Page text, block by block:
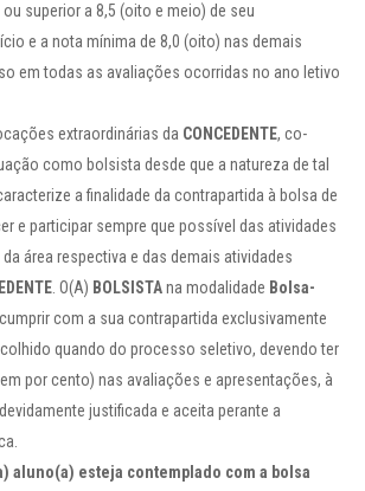
superior a 8,5 (oito e meio) de seu
e a nota mínima de 8,0 (oito) nas demais
em todas as avaliações ocorridas no ano letivo
extraordinárias da CONCEDENTE, co-
como bolsista desde que a natureza de tal
a finalidade da contrapartida à bolsa de
e participar sempre que possível das atividades
área respectiva e das demais atividades
. O(A) BOLSISTAna modalidade Bolsa-
com a sua contrapartida exclusivamente
quando do processo seletivo, devendo ter
por cento) nas avaliações e apresentações, à
justificada e aceita perante a
aluno(a) esteja contemplado com a bolsa